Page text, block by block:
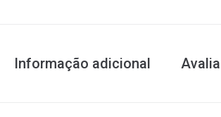
Informação adicional